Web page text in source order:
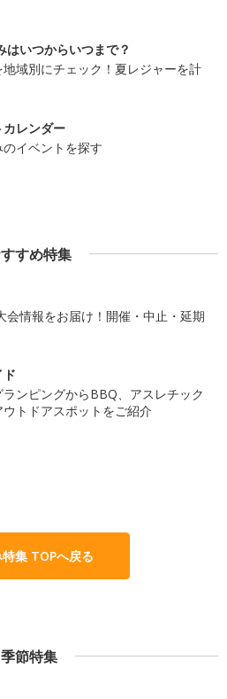
はいつからいつまで？
域別にチェック！夏レジャーを計
レンダー
イベントを探す
すめ特集
会情報をお届け！開催・中止・延期
ド
ンピングからBBQ、アスレチック
トドアスポットをご紹介
集 TOPへ戻る
季節特集